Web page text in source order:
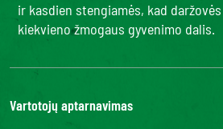
ir kasdien stengiamės, kad
kiekvieno žmogaus gyvenimo dalis.
Vartotojų aptarnavimas